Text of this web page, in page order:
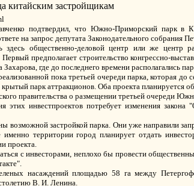
китайским застройщикам
подтвердил, что Южно-Приморский парк в
на запрос депутата Законодательного собрания
общественно-деловой центр или же центр
предполагает строительство конгрессно-
где до последнего времени располагались
пока третьей очереди парка, которая до
парк аттракционов. Оба проекта планируется
правительства о размещении третьей очереди
этих инвестпроектов потребует изменения
возможной застройкой парка. Они уже направили
территории город планирует отдать
проекта.
с инвесторами, неплохо бы провести
насаждений площадью 58 га между
В. И. Ленина.